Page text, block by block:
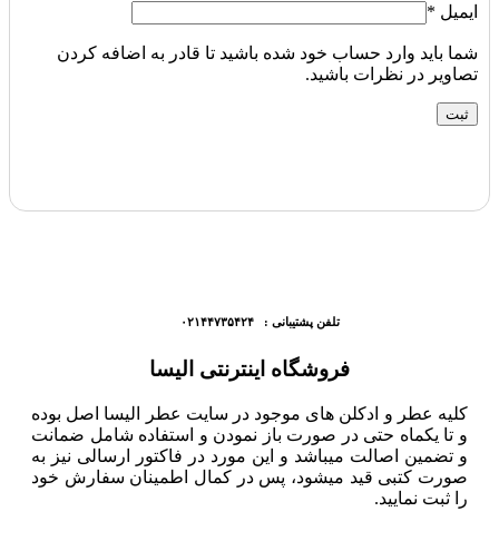
ایمیل *
شما باید وارد حساب خود شده باشید تا قادر به اضافه کردن
تصاویر در نظرات باشید.
تلفن پشتیبانی : ۰۲۱۴۴۷۳۵۴۲۴
فروشگاه اینترنتی الیسا
کلیه عطر و ادکلن های موجود در سایت عطر الیسا اصل بوده
و تا یکماه حتی در صورت باز نمودن و استفاده شامل ضمانت
و تضمین اصالت میباشد و این مورد در فاکتور ارسالی نیز به
صورت کتبی قید میشود، پس در کمال اطمینان سفارش خود
را ثبت نمایید.